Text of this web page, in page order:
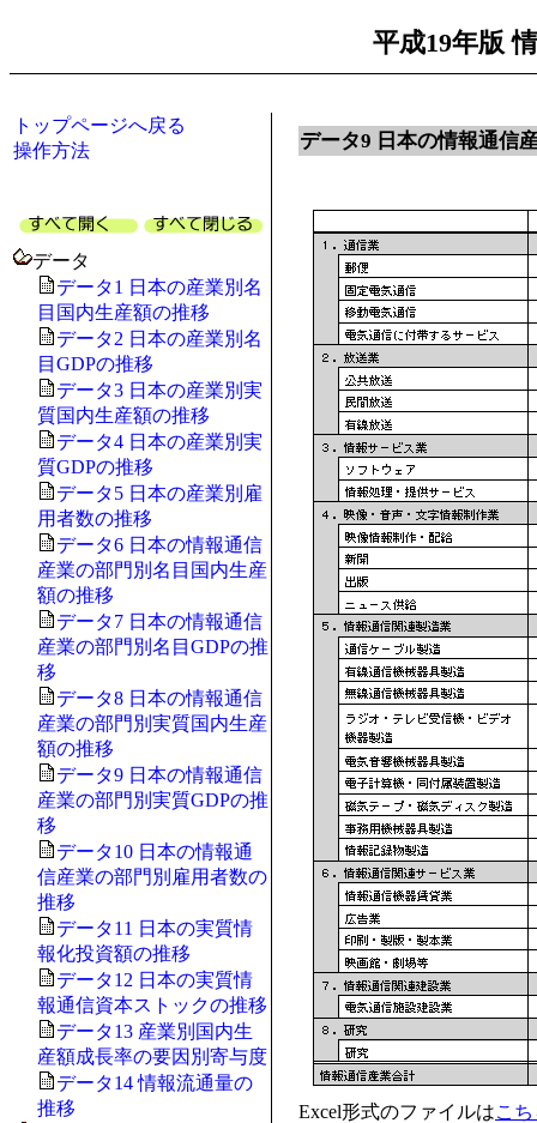
平成19年版
トップページへ戻る
操作方法
データ
データ1 日本の産業別名
目国内生産額の推移
データ2 日本の産業別名
目GDPの推移
データ3 日本の産業別実
質国内生産額の推移
データ4 日本の産業別実
質GDPの推移
データ5 日本の産業別雇
用者数の推移
データ6 日本の情報通信
産業の部門別名目国内生産
額の推移
データ7 日本の情報通信
産業の部門別名目GDPの推
移
データ8 日本の情報通信
産業の部門別実質国内生産
額の推移
データ9 日本の情報通信
産業の部門別実質GDPの推
移
データ10 日本の情報通
信産業の部門別雇用者数の
推移
データ11 日本の実質情
報化投資額の推移
データ12 日本の実質情
報通信資本ストックの推移
データ13 産業別国内生
産額成長率の要因別寄与度
データ14 情報流通量の
推移
データ9 日本の情報通信
Excel形式のファイルはこ